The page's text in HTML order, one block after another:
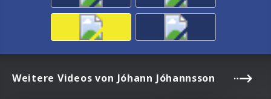
Weitere Videos von Jóhann Jóhannsson